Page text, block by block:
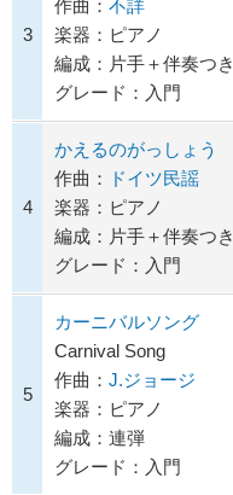
3
作曲： 不詳
楽器：ピアノ
編成：片手＋伴奏つき
グレード：入門
4
かえるのがっしょう
作曲：
ドイツ民謡
楽器：ピアノ
編成：片手＋伴奏つき
グレード：入門
5
カーニバルソング
Carnival Song
作曲： J.ジョージ
楽器：ピアノ
編成：連弾
グレード：入門